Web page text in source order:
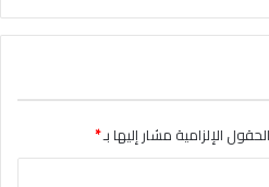
الحقول الإلزامية مشار إليها بـ*